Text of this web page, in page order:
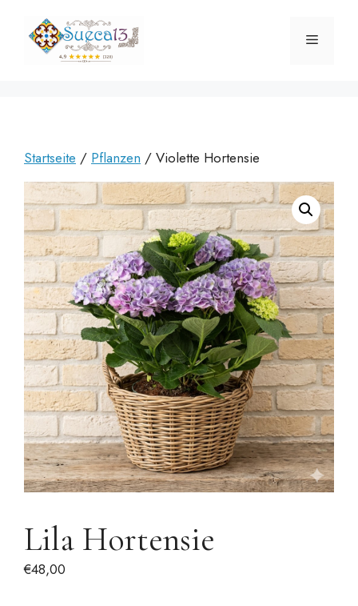
springen
Menü
Startseite / Pflanzen / Violette Hortensie
Lila Hortensie
€48,00